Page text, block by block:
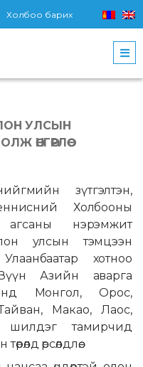
Холбоо барих
УЛСЫН
ӨНГӨРЛӨӨ
зүтгэлтэн,
Холбооны
агсаны нэрэмжит
улсын тэмцээн
хотноо
Зүүн Азийн аварга
Монгол, Орос,
Макао, Лаос,
тамирчид
өрсөлдлөө.